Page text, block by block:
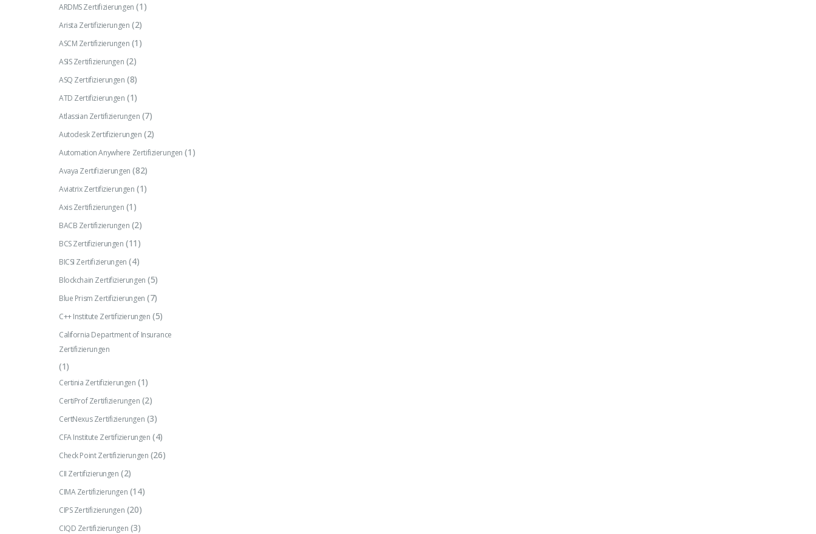
ARDMS Zertifizierungen (1)
Arista Zertifizierungen (2)
ASCM Zertifizierungen (1)
ASIS Zertifizierungen (2)
ASQ Zertifizierungen (8)
ATD Zertifizierungen (1)
Atlassian Zertifizierungen (7)
Autodesk Zertifizierungen (2)
Automation Anywhere Zertifizierungen (1)
Avaya Zertifizierungen (82)
Aviatrix Zertifizierungen (1)
Axis Zertifizierungen (1)
BACB Zertifizierungen (2)
BCS Zertifizierungen (11)
BICSI Zertifizierungen (4)
Blockchain Zertifizierungen (5)
Blue Prism Zertifizierungen (7)
C++ Institute Zertifizierungen (5)
California Department of Insurance
Zertifizierungen
(1)
Certinia Zertifizierungen (1)
CertiProf Zertifizierungen (2)
CertNexus Zertifizierungen (3)
CFA Institute Zertifizierungen (4)
Check Point Zertifizierungen (26)
CII Zertifizierungen (2)
CIMA Zertifizierungen (14)
CIPS Zertifizierungen (20)
CIQD Zertifizierungen (3)